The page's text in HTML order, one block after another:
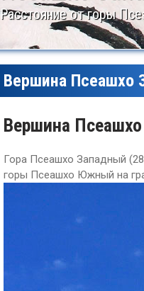
Расстояние от горы
Вершина Псеашхо
Вершина
Гора Псеашхо Западный
горы Псеашхо Южный на